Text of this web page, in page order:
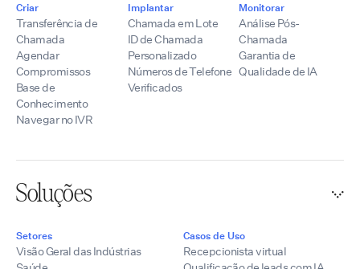
Criar
Transferência de
Chamada
Agendar
Compromissos
Base de
Conhecimento
Navegar no IVR
Implantar
Chamada em Lote
ID de Chamada
Personalizado
Números de Telefone
Verificados
Monitorar
Análise Pós-
Chamada
Garantia de
Qualidade de IA
Soluções
Setores
Visão Geral das Indústrias
Casos de Uso
Recepcionista virtual